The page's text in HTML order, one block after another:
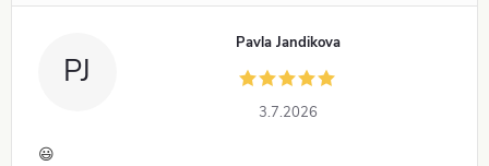
PJ
Pavla Jandikova
3.7.2026
😃